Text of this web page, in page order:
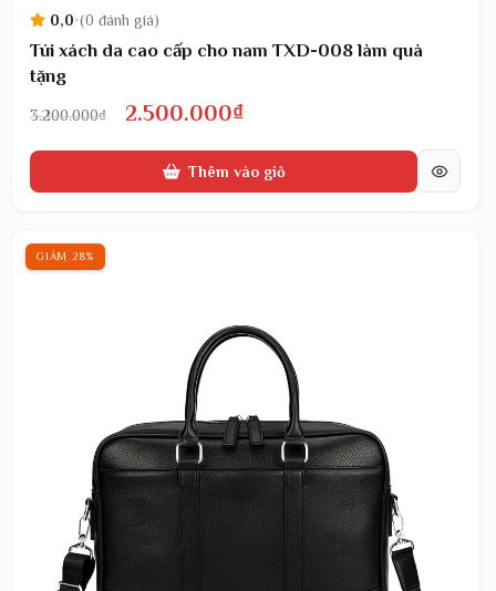
0,0•(0 đánh giá)
Túi xách da cao cấp cho nam TXD-008 làm quà
tặng
3.200.000₫
Giá
gốc
2.500.000₫Giá
hiện
tại
Thêm vào giỏ
GIẢM 28%